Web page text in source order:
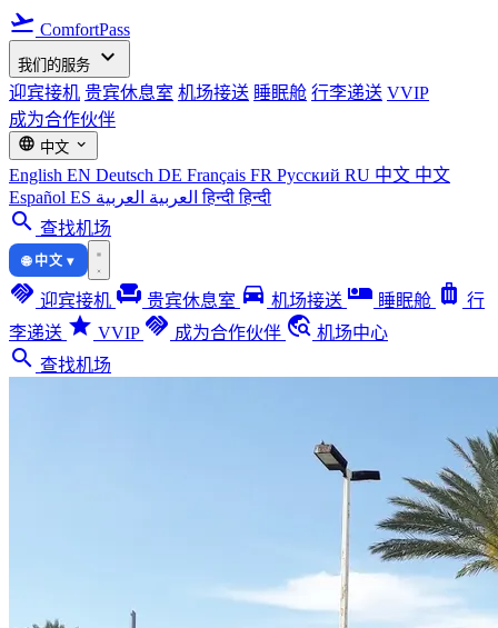
flight_takeoff ComfortPass
我们的服务 expand_more
迎宾接机 贵宾休息室 机场接送 睡眠舱 行李递送 VVIP
成为合作伙伴
language 中文 expand_more
English EN Deutsch DE Français FR Русский RU 中文 中文
Español ES العربية العربية हिन्दीहिन्दी
search 查找机场
🌐 中文 ▾
handshake 迎宾接机 chair 贵宾休息室 directions_car 机场接送 airline_seat_individual_suite 睡眠舱 luggage 行
李递送 star VVIP handshake 成为合作伙伴 travel_explore 机场中心
search 查找机场